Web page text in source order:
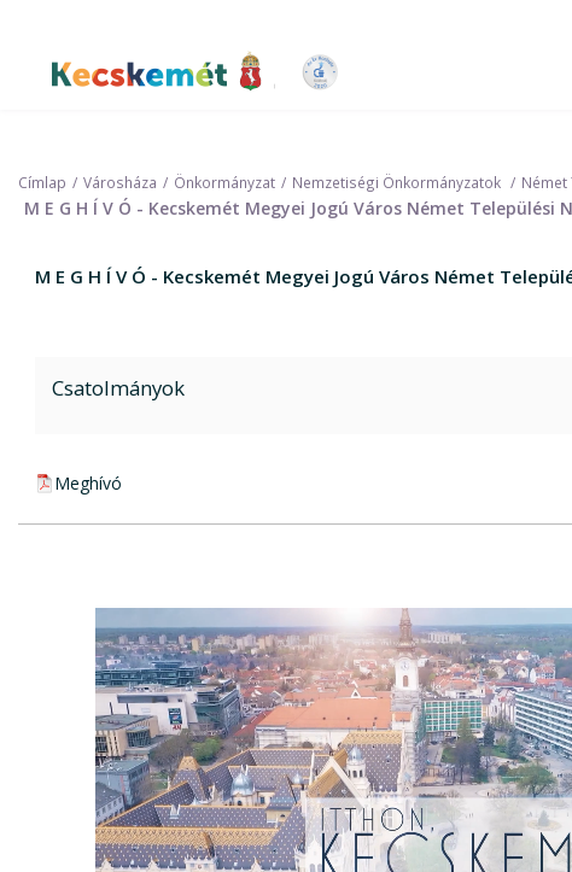
tartalomra
Kecskemét Város Honlapja
Címlap Városháza Önkormányzat Nemzetiségi Önkormányzatok Német
M E G H Í V Ó - Kecskemét Megyei Jogú Város Német
M E G H Í V Ó - Kecskemét Megyei Jogú Város Német
Csatolmányok
pdf csatolmány:
Meghívó